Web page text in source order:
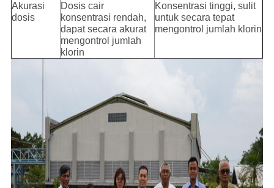
Akurasi
dosis
Dosis cair
konsentrasi rendah,
dapat secara akurat
mengontrol jumlah
klorin
Konsentrasi tinggi, sulit
untuk secara tepat
mengontrol jumlah klorin